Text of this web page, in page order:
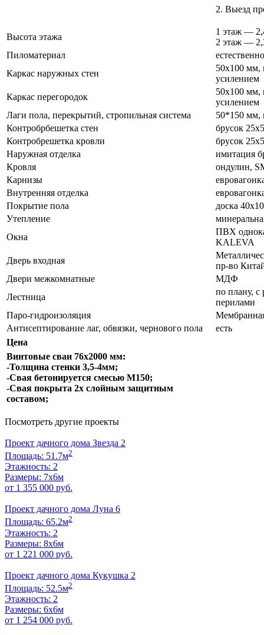
2. Выезд
Высота этажа
1 этаж —
2 этаж —
Пиломатериал
Каркас наружных стен
50х100 мм,
усилением
Каркас перегородок
50х100 мм,
усилением
Лаги пола, перекрытий, стропильная система
50*150 мм,
Контробрбешетка стен
брусок
Контробрешетка кровли
брусок
Наружная отделка
имитация
Кровля
ондулин,
Карнизы
Внутренняя отделка
Покрытие пола
доска
Утепление
Окна
ПВХ
KALEVA
Дверь входная
пр-во
Двери межкомнатные
МДФ
Лестница
по плану, с
перилами
Паро-гидроизоляция
Антисептирование лаг, обвязки, чернового пола
есть
Цена
Винтовые сваи 76х2000 мм:
-Толщина стенки 3,5-4мм;
-Свая бетонируется смесью М150;
-Свая покрыта 2х слойным защитным
составом;
Посмотреть другие проекты
Проект дачного дома Звезда 2
Площадь: 51.7м2
Этажность: 2
Размеры: 7х6м
от 1 355 000 руб.
Проект дачного дома Луна 6
Площадь: 65.2м2
Этажность: 2
Размеры: 8х6м
от 1 221 000 руб.
Проект дачного дома Кукушка 2
Площадь: 52.5м2
Этажность: 2
Размеры: 6х6м
от 1 254 000 руб.